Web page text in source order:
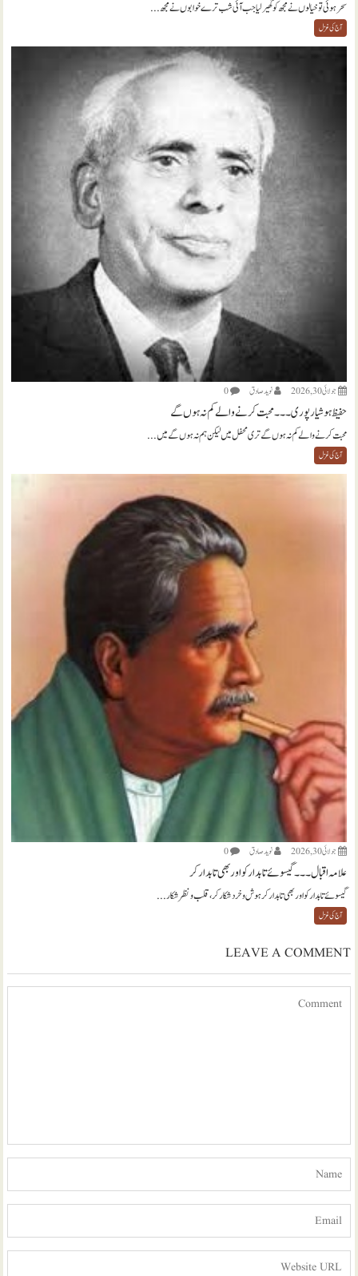
سحر ہوئی تو خیالوں نے مجھ کو گھیر لیا جب آئی شب ترے خوابوں نے مجھ...
آج کی غزل
جولائی 30, 2026 نويد صادق 0
حفیظ ہوشیارپوری ۔۔۔ محبت کرنے والے کم نہ ہوں گے
محبت کرنے والے کم نہ ہوں گے تری محفل میں لیکن ہم نہ ہوں گے میں...
آج کی غزل
جولائی 30, 2026 نويد صادق 0
علامہ اقبال ۔۔۔ گیسوئے تابدار کو اور بھی تابدار کر
گیسوئے تابدار کو اور بھی تابدار کر ہوش و خرد شکار کر، قلب و نظر شکار...
آج کی غزل
LEAVE A COMMENT